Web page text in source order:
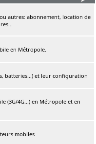
autres: abonnement, location de
en Métropole.
batteries...) et leur configuration
(3G/4G...) en Métropole et en
mobiles